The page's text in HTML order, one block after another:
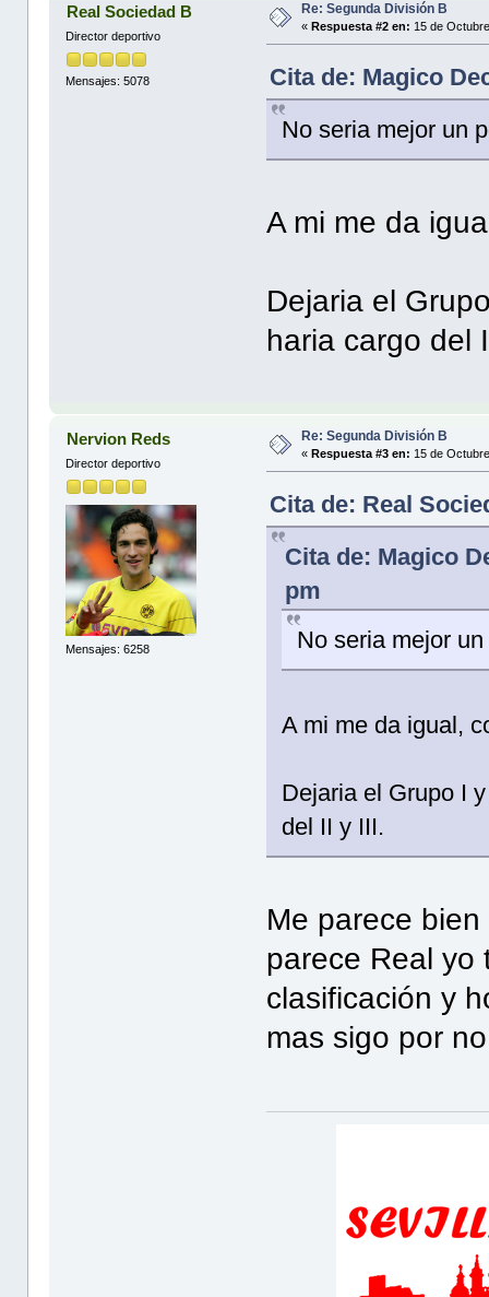
Real Sociedad B
Director deportivo
Mensajes: 5078
Re: Segunda División B
« Respuesta #2 en: 15 de
Cita de: Magico
No seria mejor un
A mi me da
Dejaria el
haria cargo del
Nervion Reds
Director deportivo
Mensajes: 6258
Re: Segunda División B
« Respuesta #3 en: 15 de
Cita de: Real
Cita de: Magico
pm
No seria mejor
A mi me da igual,
Dejaria el Grupo I
del II y III.
Me parece
parece Real yo
clasificación y
mas sigo por